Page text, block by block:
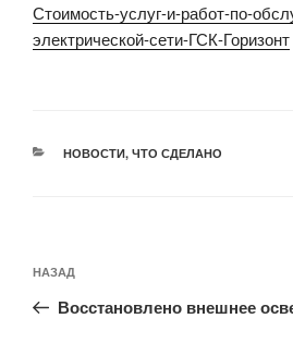
Стоимость-услуг-и-работ-по-
электрической-сети-ГСК-Горизонт
РУБРИКИ
НОВОСТИ, ЧТО СДЕЛАНО
по
записям
Предыдущая
запись:
НАЗАД
Восстановлено внешнее